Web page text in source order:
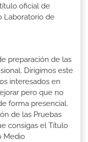
oficial de
Laboratorio de
preparación de las
Dirigimos este
interesados en
pero que no
forma presencial.
de las Pruebas
consigas el Título
Medio